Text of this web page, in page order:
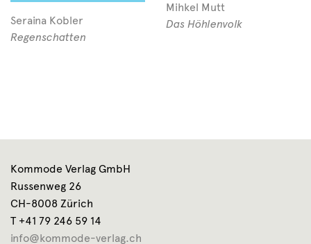
Seraina Kobler
Regenschatten
Mihkel Mutt
Das Höhlenvolk
Kommode Verlag GmbH
Russenweg 26
CH-8008 Zürich
T +41 79 246 59 14
info@kommode-verlag.ch